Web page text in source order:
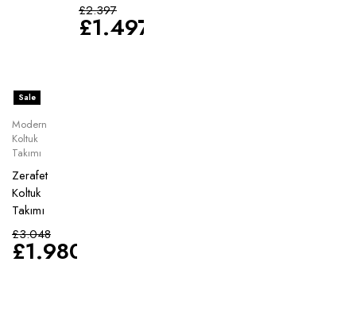
£2.397
£1.497
Sale
Modern
Koltuk
Takımı
Zerafet
Koltuk
Takımı
£3.048
£1.980